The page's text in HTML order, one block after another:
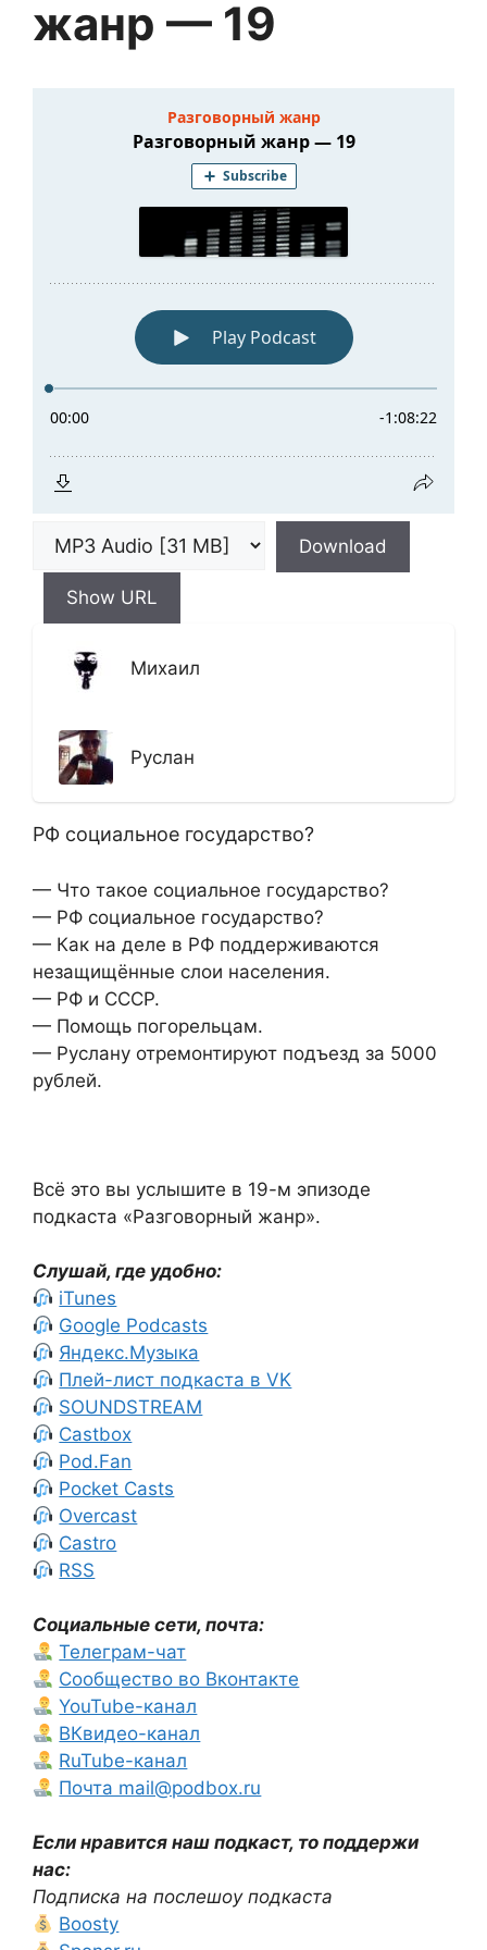
жанр — 19
Download
Show URL
Михаил
Руслан
РФ социальное государство?
— Что такое социальное государство?
— РФ социальное государство?
— Как на деле в РФ поддерживаются
незащищённые слои населения.
— РФ и СССР.
— Помощь погорельцам.
— Руслану отремонтируют подъезд за 5000
рублей.
Всё это вы услышите в 19-м эпизоде
подкаста «Разговорный жанр».
Слушай, где удобно:
iTunes
Google Podcasts
Яндекс.Музыка
Плей-лист подкаста в VK
SOUNDSTREAM
Castbox
Pod.Fan
Pocket Casts
Overcast
Castro
RSS
Социальные сети, почта:
Телеграм-чат
Сообщество во Вконтакте
YouTube-канал
ВКвидео-канал
RuTube-канал
Почта mail@podbox.ru
Если нравится наш подкаст, то поддержи
нас:
Подписка на послешоу подкаста
Boosty